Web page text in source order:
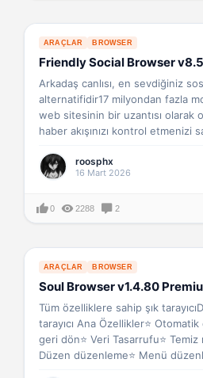
ARAÇLAR BROWSER
Friendly Social Browser
Arkadaş canlısı, en sevdiğiniz
alternatifidir17 milyondan fazla
web sitesinin bir uzantısı olarak
haber akışınızı kontrol etmenizi
roosphx
16 Mart 2026
0 2288 2
ARAÇLAR BROWSER
Soul Browser v1.4.80
Tüm özelliklere sahip şık
tarayıcı Ana Özellikler⭐
geri dön⭐ Veri Tasarrufu⭐ Temiz
Düzen düzenleme⭐ Menü